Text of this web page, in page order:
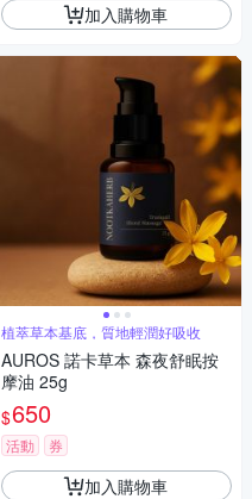
加入購物車
植萃草本基底，質地輕潤好吸收
AUROS 諾卡草本 森夜舒眠按
摩油 25g
$650
活動 券
加入購物車